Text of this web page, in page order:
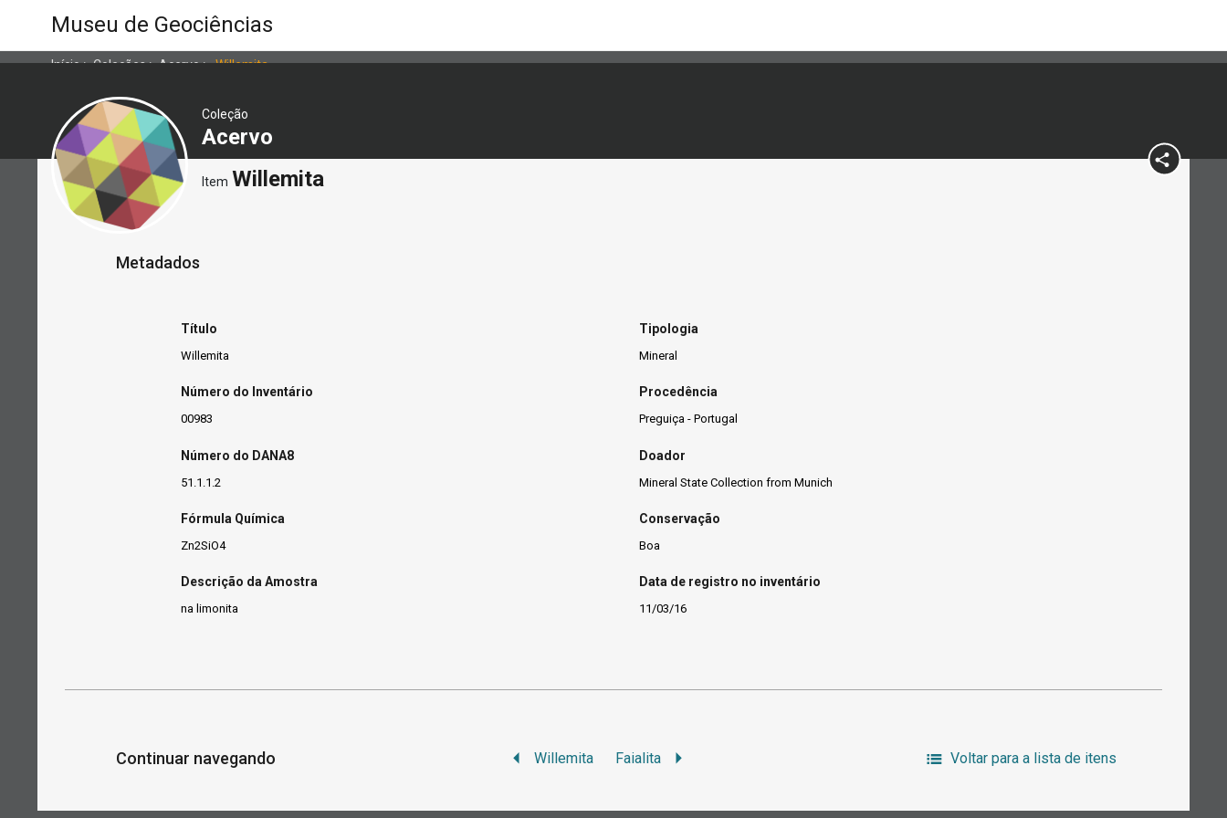
Museu de Geociências
Início>Coleções>Acervo>Willemita
Coleção
Acervo
Item Willemita
Metadados
Título
Willemita
Número do Inventário
00983
Número do DANA8
51.1.1.2
Fórmula Química
Zn2SiO4
Descrição da Amostra
na limonita
Tipologia
Mineral
Procedência
Preguiça - Portugal
Doador
Mineral State Collection from Munich
Conservação
Boa
Data de registro no inventário
11/03/16
Continuar navegando Willemita Faialita Voltar para a lista de itens